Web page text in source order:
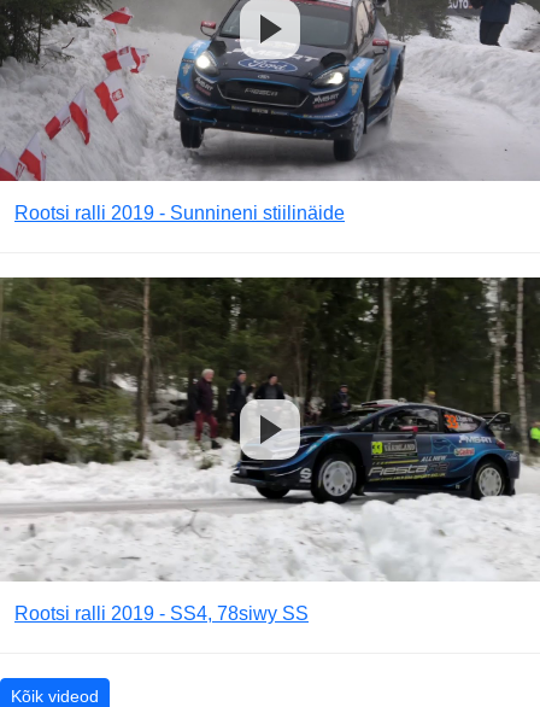
Rootsi ralli 2019 - Sunnineni stiilinäide
Rootsi ralli 2019 - SS4, 78siwy SS
Kõik videod